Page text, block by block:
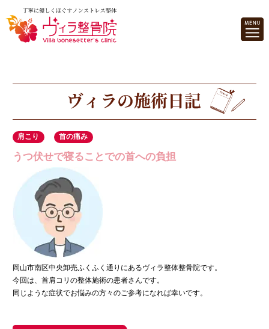
肩こり 首の痛み
うつ伏せで寝ることでの首への負担
岡山市南区中央卸売ふくふく通りにあるヴィラ整体整骨院です。
今回は、首肩コリの整体施術の患者さんです。
同じような症状でお悩みの方々のご参考になれば幸いです。